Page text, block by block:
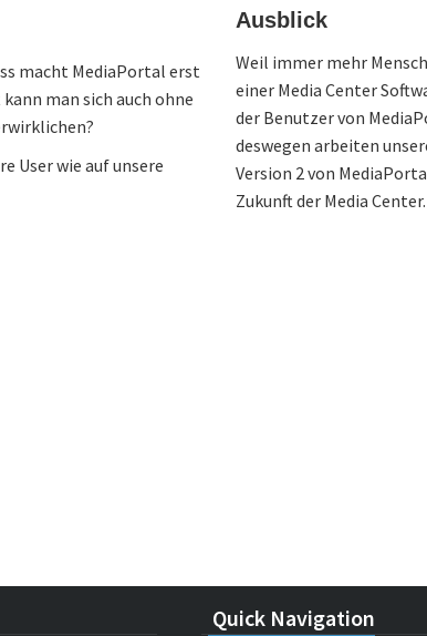
macht MediaPortal erst
man sich auch ohne
User wie auf unsere
Ausblick
Weil immer mehr
einer Media Center
der Benutzer von
deswegen arbeiten
Version 2 von
Zukunft der Media Center.
Quick Navigation